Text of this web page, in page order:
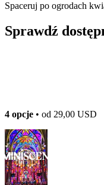
Spaceruj po ogrodach
Sprawdź
4 opcje • od 29,00 USD